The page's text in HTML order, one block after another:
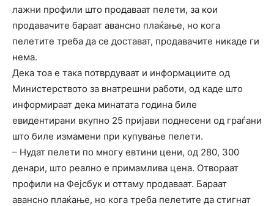
лажни профили што продаваат пелети, за кои
продавачите бараат авансно плаќање, но кога
пелетите треба да се достават, продавачите никаде ги
нема.
Дека тоа е така потврдуваат и информациите од
Министерството за внатрешни работи, од каде што
информираат дека минатата година биле
евидентирани вкупно 25 пријави поднесени од граѓани
што биле измамени при купување пелети.
– Нудат пелети по многу евтини цени, од 280, 300
денари, што реално е примамлива цена. Отвораат
профили на Фејсбук и оттаму продаваат. Бараат
авансно плаќање, но кога треба пелетите да стигнат